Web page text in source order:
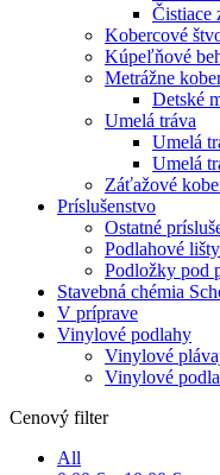
Čistiace
Kobercové
Kúpeľňové
Metrážne
Detské
Umelá tráva
Umelá
Umelá
Záťažové
Príslušenstvo
Ostatné
Podlahové lišty
Podložky pod
Stavebná chémia
V príprave
Vinylové podlahy
Vinylové
Vinylové
Cenový filter
All